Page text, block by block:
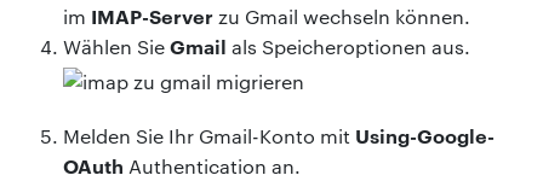
im IMAP-Server zu Gmail wechseln können.
Wählen SieGmail als Speicheroptionen aus.
Melden Sie Ihr Gmail-Konto mit Using-Google-
OAuth Authentication an.